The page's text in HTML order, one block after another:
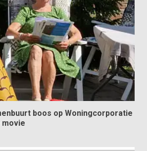
boos op Woningcorporatie
movie